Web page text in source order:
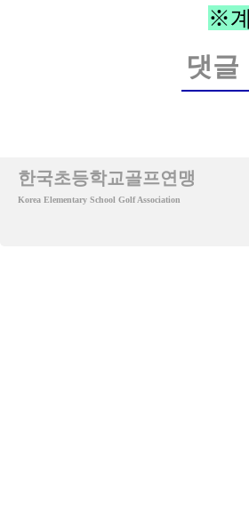
※
댓글
한국초등학교골프연맹
Korea Elementary School Golf Association